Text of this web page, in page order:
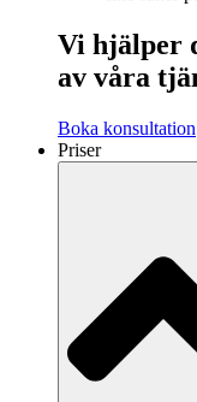
Vi hjälper
av våra
Boka konsultation
Priser